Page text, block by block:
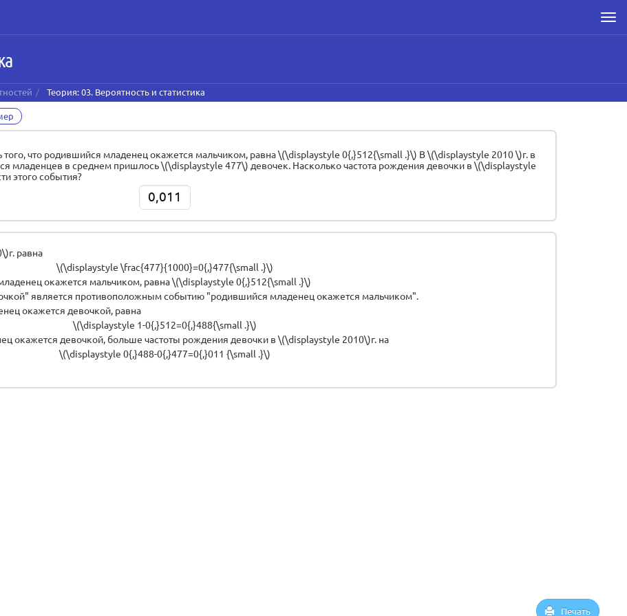
Теория: 03. Вероятность и статистика
Печать
того, что родившийся младенец окажется мальчиком, равна \(\displaystyle 0{,}512{\small .}\) В \(\displaystyle 2010 \)г. в
младенцев в среднем пришлось \(\displaystyle 477\) девочек. Насколько частота рождения девочки в \(\displaystyle
этого события?
0,011
равна
\(\displaystyle \frac{477}{1000}=0{,}477{\small .}\)
окажется мальчиком, равна \(\displaystyle 0{,}512{\small .}\)
является противоположным событию "родившийся младенец окажется мальчиком".
окажется девочкой, равна
\(\displaystyle 1-0{,}512=0{,}488{\small .}\)
окажется девочкой, больше частоты рождения девочки в \(\displaystyle 2010\)г. на
\(\displaystyle 0{,}488-0{,}477=0{,}011 {\small .}\)